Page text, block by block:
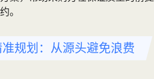
。
规划：从源头避免浪费